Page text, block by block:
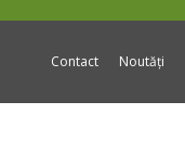
Contact Noutăți